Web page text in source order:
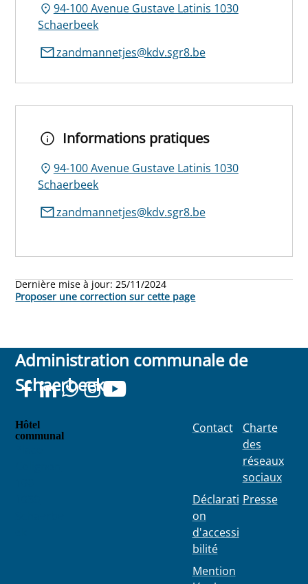
94-100 Avenue Gustave Latinis 1030
Schaerbeek
zandmannetjes@kdv.sgr8.be
Informations pratiques
94-100 Avenue Gustave Latinis 1030
Schaerbeek
zandmannetjes@kdv.sgr8.be
Dernière mise à jour:25/11/2024
Proposer une correction sur cette page
Administration communale de
Schaerbeek
Hôtel
communal
Contact
Déclarati
on
d'accessi
bilité
Mention
Charte
des
réseaux
sociaux
Presse